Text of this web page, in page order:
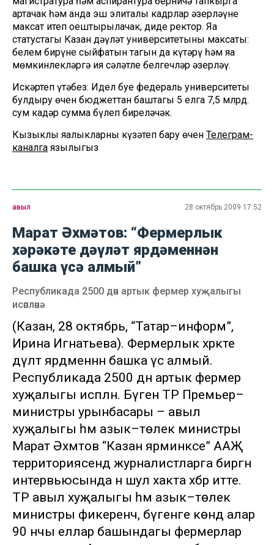
артачак һәм анда эш элиталы кадрлар әзерләүне
максат итеп оештырылачак, диде ректор. Яңа
статустагы Казан дәүләт университетының максаты:
белем бирүнең сыйфатын тагын да күтәрү һәм яңа
мөмкинлекләргә ия сәләтле белгечләр әзерләү.
Искәртеп үтәбез: Идел буе федераль университеты
булдыру өчен бюджеттан баштагы 5 елга 7,5 млрд.
сум кадәр сумма бүлеп биреләчәк.
Кызыклы яңалыкларны күзәтеп бару өчен Телеграм-
каналга язылыгыз
авыл 28 октябрь 2009 17:52
Марат Әхмәтов: “Фермерлык
хәрәкәте дәүләт ярдәменнән
башка үсә алмый”
Республикада 2500 дән артык фермер хуҗалыгы
исәпләнә
(Казан, 28 октябрь, “Татар–информ”,
Ирина Игнатьева). Фермерлык хәрәкәте
дәүләт ярдәменнән башка үсә алмый.
Республикада 2500 дән артык фермер
хуҗалыгы исәпләнә. Бүген ТР Премьер–
министры урынбасары – авыл
хуҗалыгы һәм азык–төлек министры
Марат Әхмәтов “Казан ярминкәсе” ААҖ
территориясендә журналистларга биргән
интервьюсында әнә шул хакта хәбәр итте.
ТР авыл хуҗалыгы һәм азык–төлек
министры фикеренчә, бүгенге көндә алар
90 нчы еллар башындагы фермерлар